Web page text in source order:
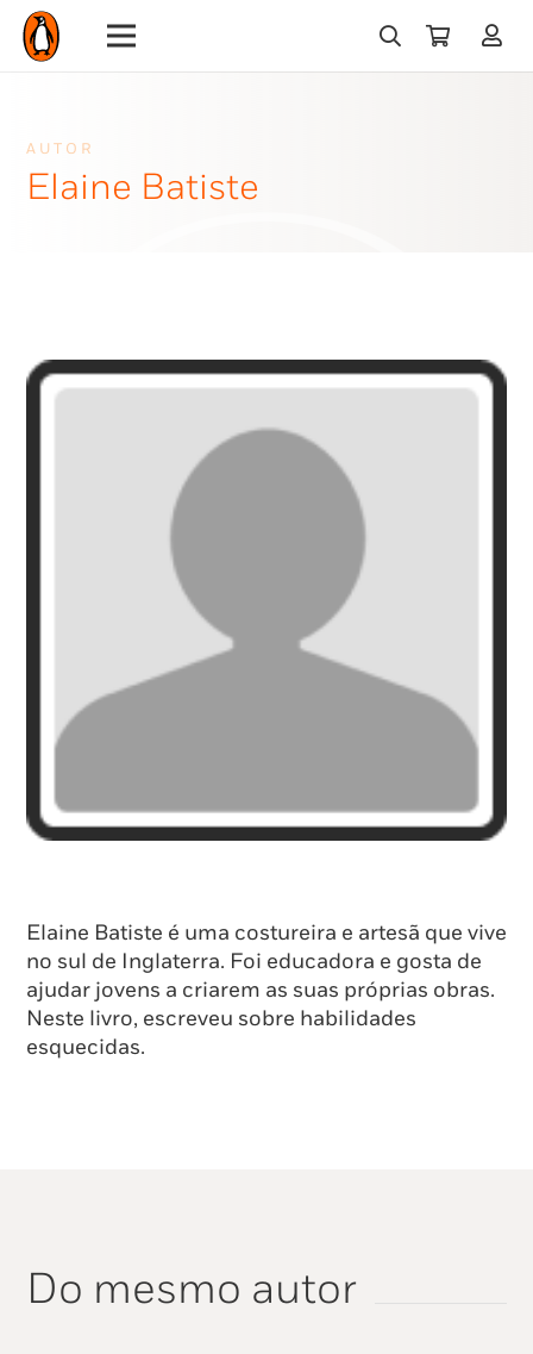
AUTOR
Elaine Batiste
Elaine Batiste é uma costureira e artesã que vive
no sul de Inglaterra. Foi educadora e gosta de
ajudar jovens a criarem as suas próprias obras.
Neste livro, escreveu sobre habilidades
esquecidas.
Do mesmo autor